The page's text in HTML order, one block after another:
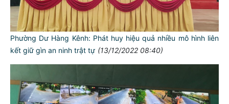
Phường Dư Hàng Kênh: Phát huy hiệu quả nhiều mô hình liên
kết giữ gìn an ninh trật tự (13/12/2022 08:40)